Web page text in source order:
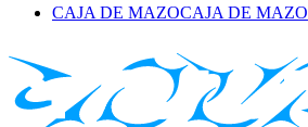
CAJA DE MAZOCAJA DE MAZO